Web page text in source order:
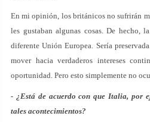
En mi opinión, los británicos no sufrirán
les gustaban algunas cosas. De hecho,
diferente Unión Europea. Sería
mover hacia verdaderos intereses
oportunidad. Pero esto simplemente no
- ¿Está de acuerdo con que Italia, por
tales acontecimientos?